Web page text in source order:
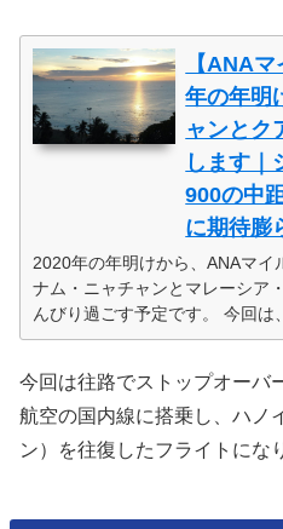
【ANA
年の年明
ャンとク
します｜
900の中
に期待膨
2020年の年明けから、ANAマイ
ナム・ニャチャンとマレーシア
んびり過ごす予定です。 今回は
今回は往路でストップオーバ
航空の国内線に搭乗し、ハノ
ン）を往復したフライトにな